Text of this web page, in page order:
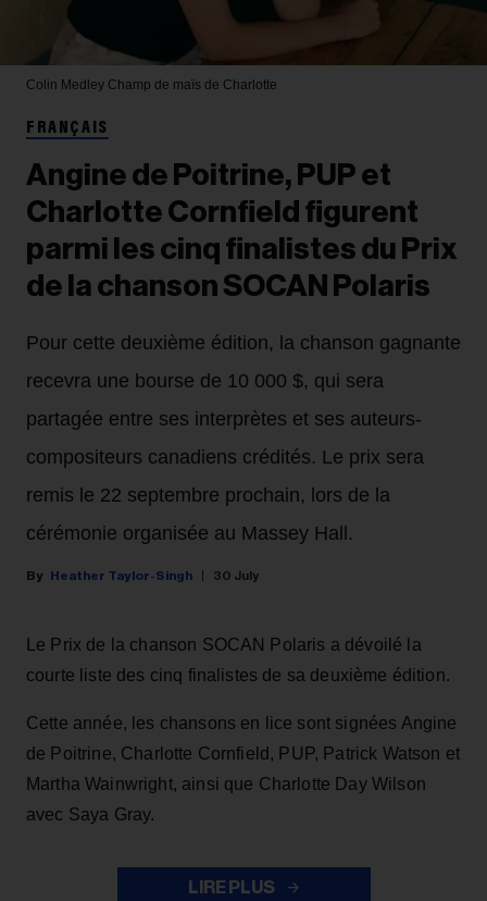
Colin Medley Champ de maïs de Charlotte
FRANÇAIS
Angine de Poitrine, PUP et
Charlotte Cornfield figurent
parmi les cinq finalistes du Prix
de la chanson SOCAN Polaris
Pour cette deuxième édition, la chanson gagnante
recevra une bourse de 10 000 $, qui sera
partagée entre ses interprètes et ses auteurs-
compositeurs canadiens crédités. Le prix sera
remis le 22 septembre prochain, lors de la
cérémonie organisée au Massey Hall.
Heather Taylor-Singh 30 July
Le Prix de la chanson SOCAN Polaris a dévoilé la
courte liste des cinq finalistes de sa deuxième édition.
Cette année, les chansons en lice sont signées Angine
de Poitrine, Charlotte Cornfield, PUP, Patrick Watson et
Martha Wainwright, ainsi que Charlotte Day Wilson
avec Saya Gray.
LIRE PLUS